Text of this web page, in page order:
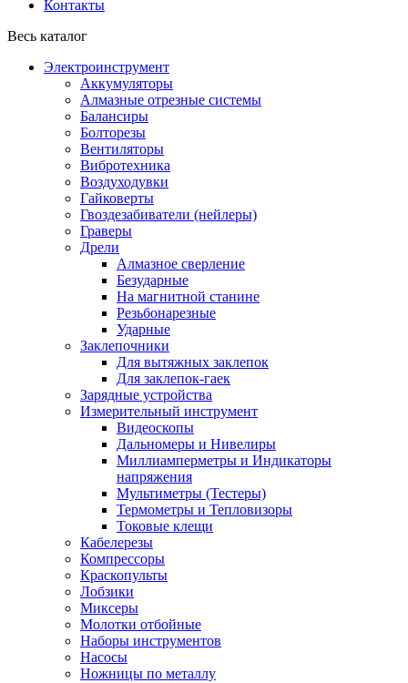
Контакты
Весь каталог
Электроинструмент
Аккумуляторы
Алмазные отрезные системы
Балансиры
Болторезы
Вентиляторы
Вибротехника
Воздуходувки
Гайковерты
Гвоздезабиватели (нейлеры)
Граверы
Дрели
Алмазное сверление
Безударные
На магнитной станине
Резьбонарезные
Ударные
Заклепочники
Для вытяжных заклепок
Для заклепок-гаек
Зарядные устройства
Измерительный инструмент
Видеоскопы
Дальномеры и Нивелиры
Миллиамперметры и Индикаторы
напряжения
Мультиметры (Тестеры)
Термометры и Тепловизоры
Токовые клещи
Кабелерезы
Компрессоры
Краскопульты
Лобзики
Миксеры
Молотки отбойные
Наборы инструментов
Насосы
Ножницы по металлу